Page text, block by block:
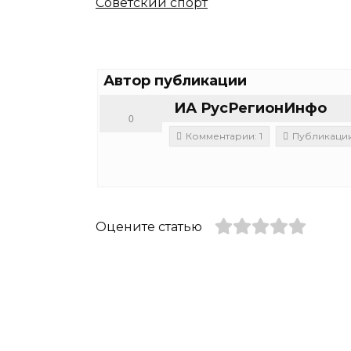
Автор публикации
ИА РусРегионИнфо
0
Комментарии: 1
Оцените статью